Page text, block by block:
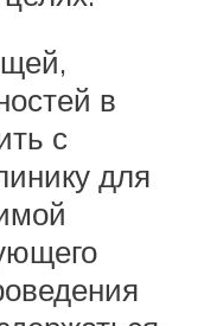
в
с
для